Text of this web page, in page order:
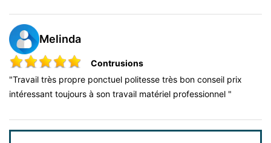
Melinda
Contrusions
"Travail très propre ponctuel politesse très bon conseil prix
intéressant toujours à son travail matériel professionnel "